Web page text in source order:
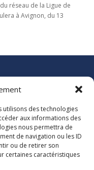
utilisons des technologies
aux informations des
nous permettra de
de navigation ou les ID
ou de retirer son
certaines caractéristiques
réseau de la Ligue de
à Avignon, du 13
au jeudi de 08h00 à 12h30
est ouvert le vendredi de